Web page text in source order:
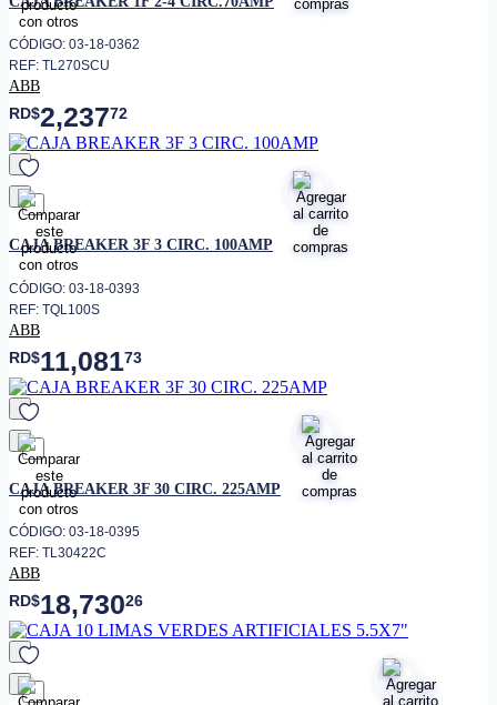
cajón pequeño
• Diseñada para uso en hogares,
bancos u oficinas
CÓDIGO: 03-18-0362
REF: TL270SCU
ABB
RD$2,23772
favorito
CAJA BREAKER 3F 3 CIRC. 100AMP
CÓDIGO: 03-18-0393
REF: TQL100S
ABB
RD$11,08173
favorito
CAJA BREAKER 3F 30 CIRC. 225AMP
CÓDIGO: 03-18-0395
REF: TL30422C
ABB
RD$18,73026